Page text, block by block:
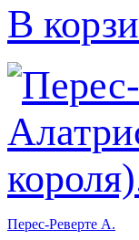
В
Перес-Реверте А.